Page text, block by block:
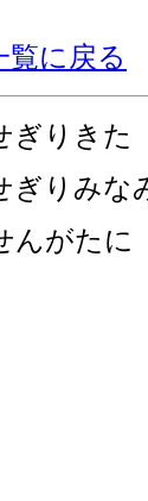
覧に戻る
ぎりきた
ぎりみな
んがたに